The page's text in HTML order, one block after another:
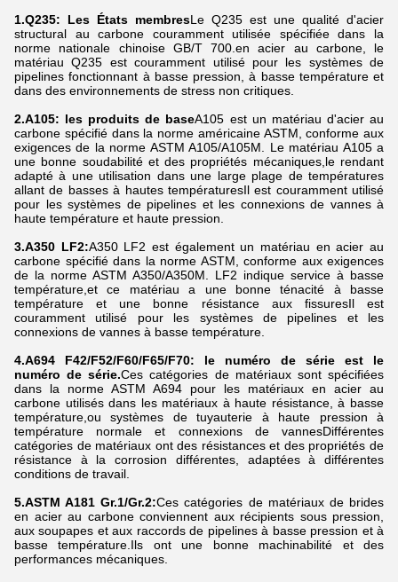
1.Q235: Les États membresLe Q235 est une qualité d'acier
structural au carbone couramment utilisée spécifiée dans la
norme nationale chinoise GB/T 700.en acier au carbone, le
matériau Q235 est couramment utilisé pour les systèmes de
pipelines fonctionnant à basse pression, à basse température et
dans des environnements de stress non critiques.
2.A105: les produits de baseA105 est un matériau d'acier au
carbone spécifié dans la norme américaine ASTM, conforme aux
exigences de la norme ASTM A105/A105M. Le matériau A105 a
une bonne soudabilité et des propriétés mécaniques,le rendant
adapté à une utilisation dans une large plage de températures
allant de basses à hautes températuresIl est couramment utilisé
pour les systèmes de pipelines et les connexions de vannes à
haute température et haute pression.
3.A350 LF2:A350 LF2 est également un matériau en acier au
carbone spécifié dans la norme ASTM, conforme aux exigences
de la norme ASTM A350/A350M. LF2 indique service à basse
température,et ce matériau a une bonne ténacité à basse
température et une bonne résistance aux fissuresIl est
couramment utilisé pour les systèmes de pipelines et les
connexions de vannes à basse température.
4.A694 F42/F52/F60/F65/F70: le numéro de série est le
numéro de série.Ces catégories de matériaux sont spécifiées
dans la norme ASTM A694 pour les matériaux en acier au
carbone utilisés dans les matériaux à haute résistance, à basse
température,ou systèmes de tuyauterie à haute pression à
température normale et connexions de vannesDifférentes
catégories de matériaux ont des résistances et des propriétés de
résistance à la corrosion différentes, adaptées à différentes
conditions de travail.
5.ASTM A181 Gr.1/Gr.2:Ces catégories de matériaux de brides
en acier au carbone conviennent aux récipients sous pression,
aux soupapes et aux raccords de pipelines à basse pression et à
basse température.Ils ont une bonne machinabilité et des
performances mécaniques.